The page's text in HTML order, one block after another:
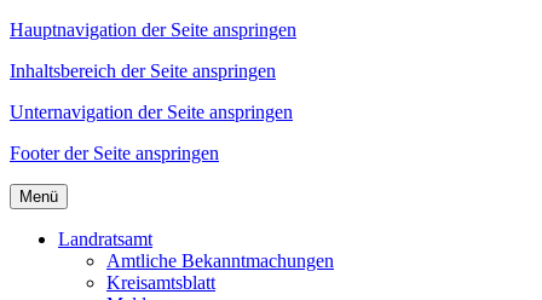
Hauptnavigation der Seite anspringen
Inhaltsbereich der Seite anspringen
Unternavigation der Seite anspringen
Footer der Seite anspringen
Menü
Landratsamt
Amtliche Bekanntmachungen
Kreisamtsblatt